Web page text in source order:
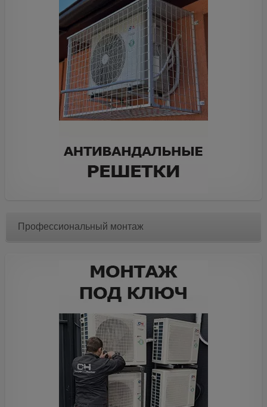
Профессиональный монтаж